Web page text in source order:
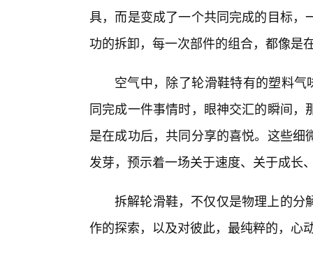
具，而是变成了一个共同完成的目标
功的拆卸，每一次部件的组合，都像是
空气中，除了轮滑鞋特有的塑料气
同完成一件事情时，眼神交汇的瞬间
是在成功后，共同分享的喜悦。这些
发芽，预示着一场关于速度、关于成长
拆解轮滑鞋，不仅仅是物理上的分
作的探索，以及对彼此，最纯粹的，心